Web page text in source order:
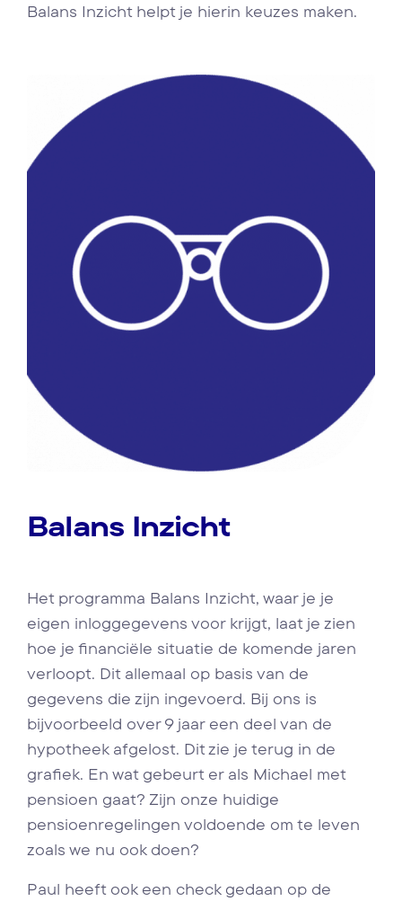
Balans Inzicht helpt je hierin keuzes maken.
Balans Inzicht
Het programma Balans Inzicht, waar je je
eigen inloggegevens voor krijgt, laat je zien
hoe je financiële situatie de komende jaren
verloopt. Dit allemaal op basis van de
gegevens die zijn ingevoerd. Bij ons is
bijvoorbeeld over 9 jaar een deel van de
hypotheek afgelost. Dit zie je terug in de
grafiek. En wat gebeurt er als Michael met
pensioen gaat? Zijn onze huidige
pensioenregelingen voldoende om te leven
zoals we nu ook doen?
Paul heeft ook een check gedaan op de